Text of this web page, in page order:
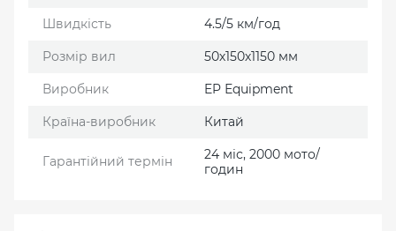
Швидкість 4.5/5 км/год
Розмір вил 50х150х1150 мм
Виробник EP Еquipment
Країна-виробник Китай
Гарантійний термін
24 міс, 2000 мото/
годин